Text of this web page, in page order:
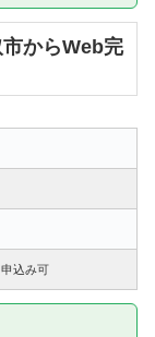
からWeb完
込み可